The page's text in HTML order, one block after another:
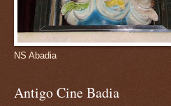
NS Abadia
Antigo Cine Badia